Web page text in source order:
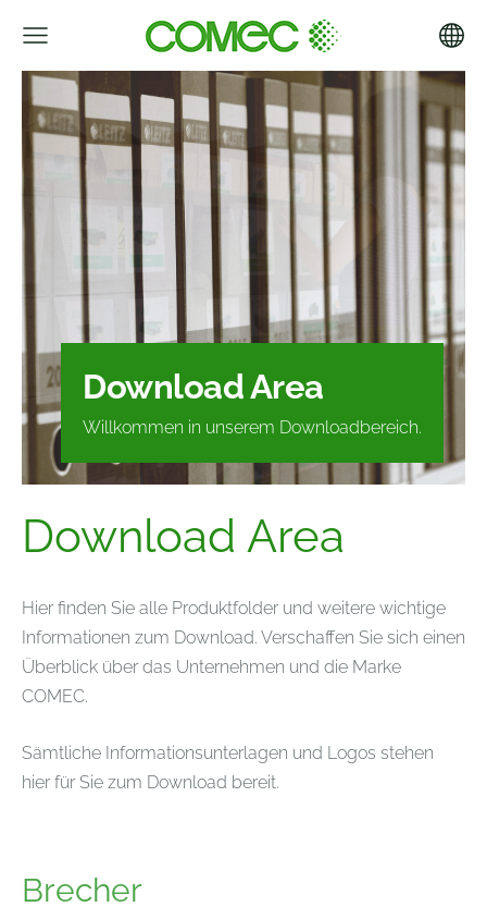
Download Area
Willkommen in unserem Downloadbereich.
Download Area
Hier finden Sie alle Produktfolder und weitere wichtige
Informationen zum Download. Verschaffen Sie sich einen
Überblick über das Unternehmen und die Marke
COMEC.
Sämtliche Informationsunterlagen und Logos stehen
hier für Sie zum Download bereit.
Brecher